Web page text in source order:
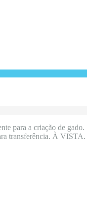
para a criação de
transferência. À VISTA.